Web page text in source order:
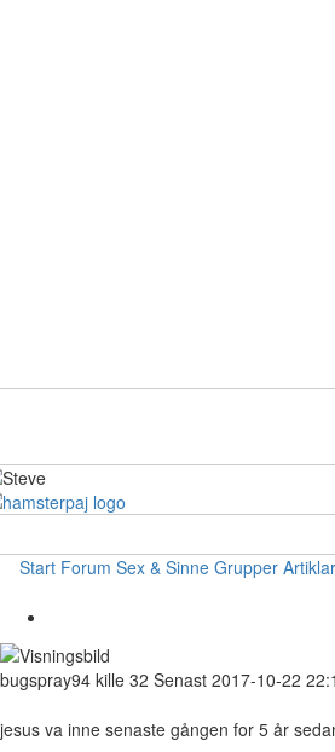
Start Forum Sex & Sinne Grupper Artiklar
bugspray94 kille 32 Senast 2017-10-22
jesus va inne senaste gången for 5 år